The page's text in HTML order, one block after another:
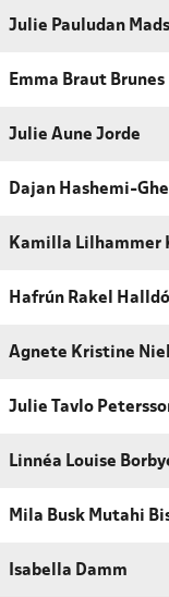
Julie Pauludan
Emma Braut Brunes
Julie Aune Jorde
Dajan Hashemi-
Kamilla Lilhammer
Hafrún Rakel
Agnete Kristine
Julie Tavlo
Linnéa Louise
Mila Busk Mutahi
Isabella Damm